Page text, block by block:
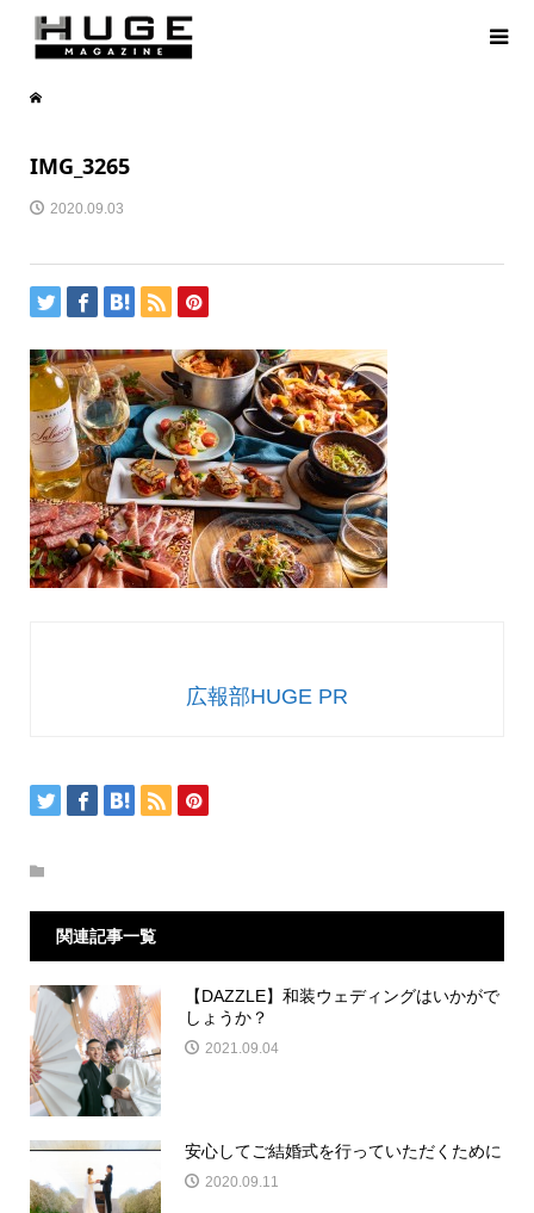
IMG_3265
2020.09.03
広報部HUGE PR
関連記事一覧
【DAZZLE】和装ウェディングはいかがで
しょうか？
2021.09.04
安心してご結婚式を行っていただくために
2020.09.11